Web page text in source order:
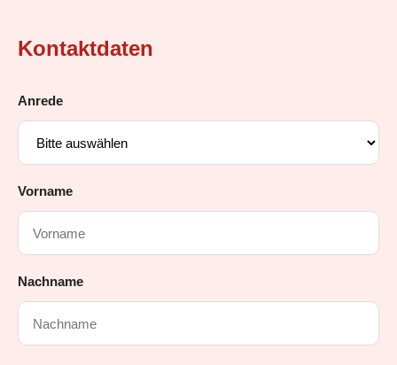
Kontaktdaten
Anrede
Vorname
Nachname